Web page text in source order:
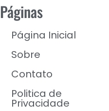
Páginas
Página Inicial
Sobre
Contato
Politica de
Privacidade